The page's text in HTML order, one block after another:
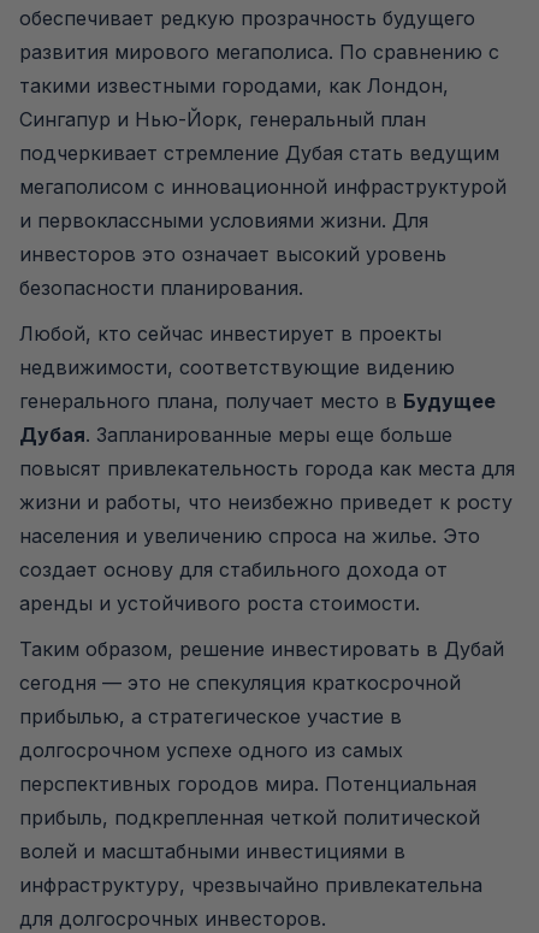
обеспечивает редкую прозрачность будущего
развития мирового мегаполиса. По сравнению с
такими известными городами, как Лондон,
Сингапур и Нью-Йорк, генеральный план
подчеркивает стремление Дубая стать ведущим
мегаполисом с инновационной инфраструктурой
и первоклассными условиями жизни. Для
инвесторов это означает высокий уровень
безопасности планирования.
Любой, кто сейчас инвестирует в проекты
недвижимости, соответствующие видению
генерального плана, получает место в Будущее
Дубая. Запланированные меры еще больше
повысят привлекательность города как места для
жизни и работы, что неизбежно приведет к росту
населения и увеличению спроса на жилье. Это
создает основу для стабильного дохода от
аренды и устойчивого роста стоимости.
Таким образом, решение инвестировать в Дубай
сегодня — это не спекуляция краткосрочной
прибылью, а стратегическое участие в
долгосрочном успехе одного из самых
перспективных городов мира. Потенциальная
прибыль, подкрепленная четкой политической
волей и масштабными инвестициями в
инфраструктуру, чрезвычайно привлекательна
для долгосрочных инвесторов.